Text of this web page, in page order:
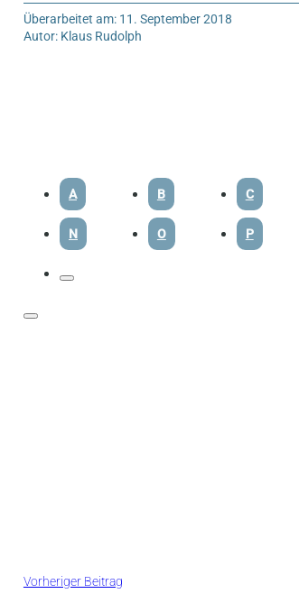
Überarbeitet am: 11. September 2018
Autor: Klaus Rudolph
A B C
N O P
Vorheriger Beitrag